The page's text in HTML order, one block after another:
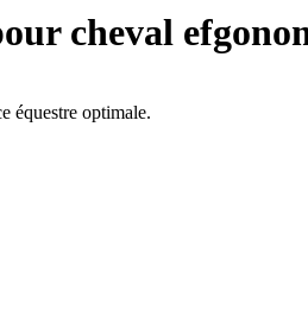
cheval
équestre optimale.